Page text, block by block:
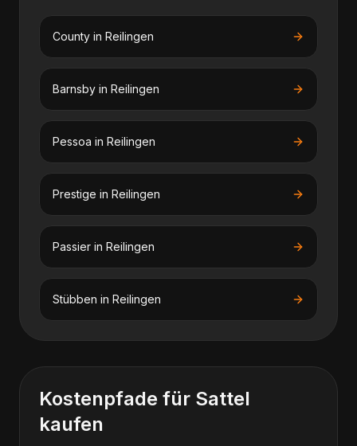
County in Reilingen
Barnsby in Reilingen
Pessoa in Reilingen
Prestige in Reilingen
Passier in Reilingen
Stübben in Reilingen
Kostenpfade für Sattel
kaufen